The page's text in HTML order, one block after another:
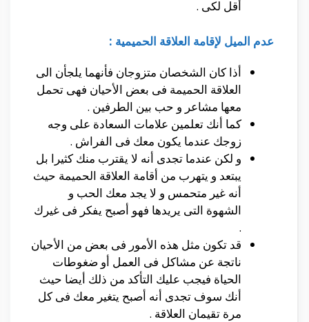
أقل لكى .
عدم الميل لإقامة العلاقة الحميمية :
أذا كان الشخصان متزوجان فأنهما يلجأن الى
العلاقة الحميمة فى بعض الأحيان فهى تحمل
معها مشاعر و حب بين الطرفين .
كما أنك تعلمين علامات السعادة على وجه
زوجك عندما يكون معك فى الفراش .
و لكن عندما تجدى أنه لا يقترب منك كثيرا بل
يبتعد و يتهرب من أقامة العلاقة الحميمة حيث
أنه غير متحمس و لا يجد معك الحب و
الشهوة التى يريدها فهو أصبح يفكر فى غيرك
.
قد تكون مثل هذه الأمور فى بعض من الأحيان
ناتجة عن مشاكل فى العمل أو ضغوطات
الحياة فيجب عليك التأكد من ذلك أيضا حيث
أنك سوف تجدى أنه أصبح يتغير معك فى كل
مرة تقيمان العلاقة .